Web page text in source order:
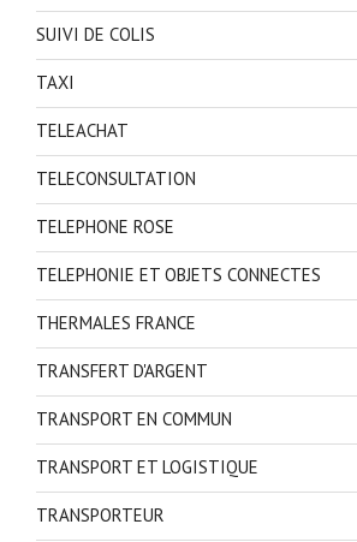
SUIVI DE COLIS
TAXI
TELEACHAT
TELECONSULTATION
TELEPHONE ROSE
TELEPHONIE ET OBJETS CONNECTES
THERMALES FRANCE
TRANSFERT D'ARGENT
TRANSPORT EN COMMUN
TRANSPORT ET LOGISTIQUE
TRANSPORTEUR